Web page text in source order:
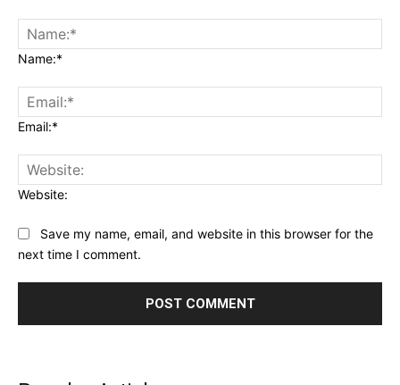
Name:*
Email:*
Website:
Save my name, email, and website in this browser for the
next time I comment.